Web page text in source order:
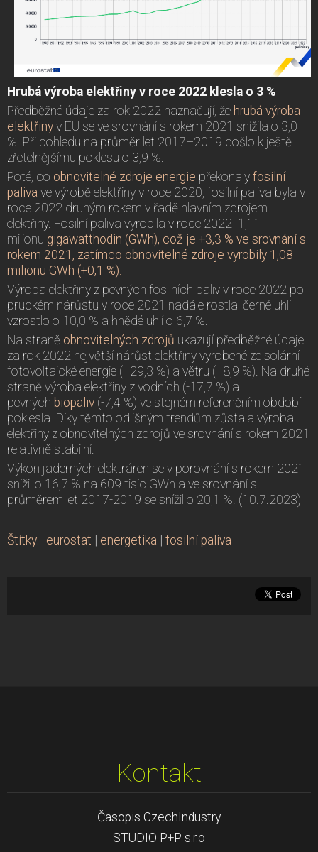
Hrubá výroba elektřiny v roce 2022 klesla o 3 %
Předběžné údaje za rok 2022 naznačují, že hrubá výroba
elektřiny v EU se ve srovnání s rokem 2021 snížila o 3,0
%. Při pohledu na průměr let 2017–2019 došlo k ještě
zřetelnějšímu poklesu o 3,9 %.
Poté, co obnovitelné zdroje energie překonaly fosilní
paliva ve výrobě elektřiny v roce 2020, fosilní paliva byla v
roce 2022 druhým rokem v řadě hlavním zdrojem
elektřiny. Fosilní paliva vyrobila v roce 2022 1,11
milionu gigawatthodin (GWh), což je +3,3 % ve srovnání s
rokem 2021, zatímco obnovitelné zdroje vyrobily 1,08
milionu GWh (+0,1 %).
Výroba elektřiny z pevných fosilních paliv v roce 2022 po
prudkém nárůstu v roce 2021 nadále rostla: černé uhlí
vzrostlo o 10,0 % a hnědé uhlí o 6,7 %.
Na straně obnovitelných zdrojů ukazují předběžné údaje
za rok 2022 největší nárůst elektřiny vyrobené ze solární
fotovoltaické energie (+29,3 %) a větru (+8,9 %). Na druhé
straně výroba elektřiny z vodních (-17,7 %) a
pevných biopaliv (-7,4 %) ve stejném referenčním období
poklesla. Díky těmto odlišným trendům zůstala výroba
elektřiny z obnovitelných zdrojů ve srovnání s rokem 2021
relativně stabilní.
Výkon jaderných elektráren se v porovnání s rokem 2021
snížil o 16,7 % na 609 tisíc GWh a ve srovnání s
průměrem let 2017-2019 se snížil o 20,1 %. (10.7.2023)
Štítky: eurostat energetika fosilní paliva
Kontakt
Časopis CzechIndustry
STUDIO P+P s.r.o